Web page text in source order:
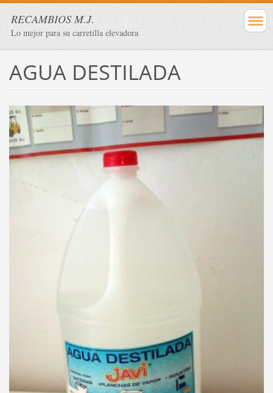
RECAMBIOS M.J.
Lo mejor para su carretilla elevadora
AGUA DESTILADA